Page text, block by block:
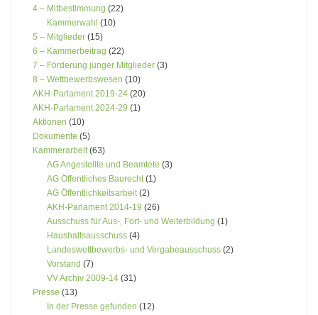
4 – Mitbestimmung (22)
Kammerwahl (10)
5 – Mitglieder (15)
6 – Kammerbeitrag (22)
7 – Förderung junger Mitglieder (3)
8 – Wettbewerbswesen (10)
AKH-Parlament 2019-24 (20)
AKH-Parlament 2024-29 (1)
Aktionen (10)
Dokumente (5)
Kammerarbeit(63)
AG Angestellte und Beamtete (3)
AG Öffentliches Baurecht(1)
AG Öffentlichkeitsarbeit(2)
AKH-Parlament 2014-19 (26)
Ausschuss für Aus-, Fort- und Weiterbildung (1)
Haushaltsausschuss (4)
Landeswettbewerbs- und Vergabeausschuss (2)
Vorstand (7)
VV Archiv 2009-14 (31)
Presse (13)
In der Presse gefunden (12)